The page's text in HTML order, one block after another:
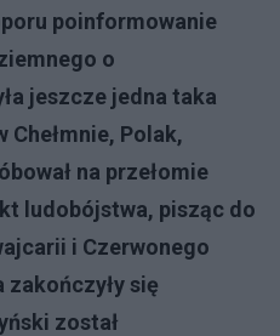
poinformowanie
o
jeszcze jedna taka
Chełmnie, Polak,
na przełomie
ludobójstwa, pisząc do
i Czerwonego
zakończyły się
został